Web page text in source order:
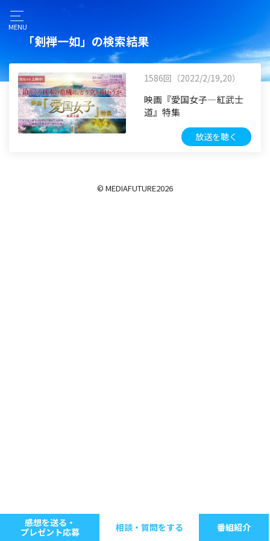
MENU
「剣禅一如」の検索結果
1586回（2022/2/19,20）
映画『愛国女子―紅武士
道』特集
放送を聴く
© MEDIAFUTURE2026
感想を送る・
プレゼント応募
相談・質問をする 番組紹介